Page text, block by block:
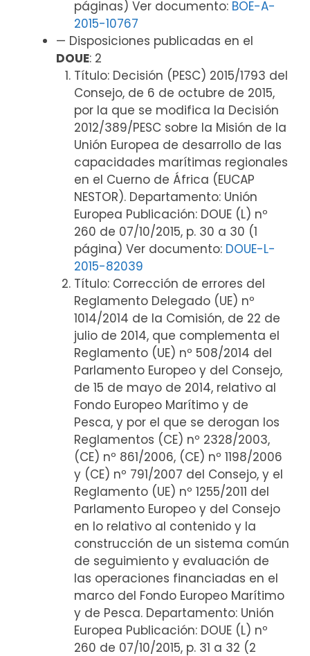
páginas) Ver documento: BOE-A-
2015-10767
— Disposiciones publicadas en el
DOUE: 2
Título: Decisión (PESC) 2015/1793 del
Consejo, de 6 de octubre de 2015,
por la que se modifica la Decisión
2012/389/PESC sobre la Misión de la
Unión Europea de desarrollo de las
capacidades marítimas regionales
en el Cuerno de África (EUCAP
NESTOR). Departamento: Unión
Europea Publicación: DOUE (L) nº
260 de 07/10/2015, p. 30 a 30 (1
página) Ver documento: DOUE-L-
2015-82039
Título: Corrección de errores del
Reglamento Delegado (UE) nº
1014/2014 de la Comisión, de 22 de
julio de 2014, que complementa el
Reglamento (UE) nº 508/2014 del
Parlamento Europeo y del Consejo,
de 15 de mayo de 2014, relativo al
Fondo Europeo Marítimo y de
Pesca, y por el que se derogan los
Reglamentos (CE) nº 2328/2003,
(CE) nº 861/2006, (CE) nº 1198/2006
y (CE) nº 791/2007 del Consejo, y el
Reglamento (UE) nº 1255/2011 del
Parlamento Europeo y del Consejo
en lo relativo al contenido y la
construcción de un sistema común
de seguimiento y evaluación de
las operaciones financiadas en el
marco del Fondo Europeo Marítimo
y de Pesca. Departamento: Unión
Europea Publicación: DOUE (L) nº
260 de 07/10/2015, p. 31 a 32 (2